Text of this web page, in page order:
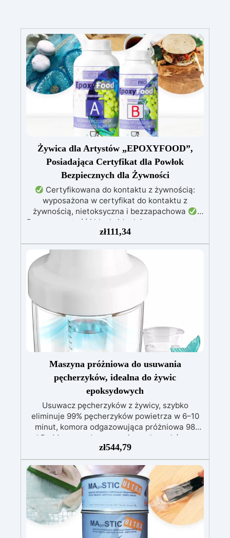
Żywica dla Artystów „EPOXYFOOD”,
Posiadająca Certyfikat dla Powłok
Bezpiecznych dla Żywności
Certyfikowana do kontaktu z żywnością:
wyposażona w certyfikat do kontaktu z
żywnością, nietoksyczna i bezzapachowa
Przezroczystość i blask: idealnie przezroczyste,
błyszczące i samopoziomujące wykończenie po
katalizie
Odporność i trwałość: odporna na
zarysowania, chemikalia i zużycie, zapewniając
trwałe kreacje
Łatwość użycia: stosunek
Kreatywna wszechstronność: idealna do powłok
(1-5 mm), zalew artystycznych (do 1 cm)
zł111,34
Maszyna próżniowa do usuwania
pęcherzyków, idealna do żywic
epoksydowych
Usuwacz pęcherzyków z żywicy, szybko
eliminuje 99% pęcherzyków powietrza w 6–10
minut, komora odgazowująca próżniowa 98
kPa.Maszyna do usuwania pęcherzyków w
mieszankach żywic epoksydowych, idealna do
sztuki z żywicy i prac ręcznych.
zł544,79